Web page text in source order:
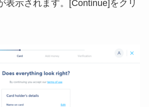
表示されます。[Continue]をクリ